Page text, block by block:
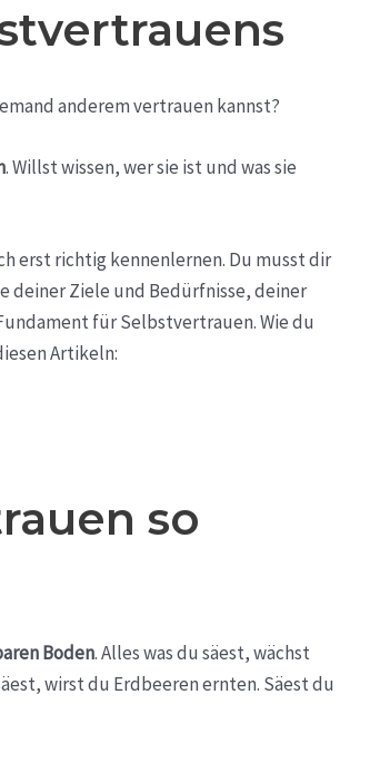
anderem vertrauen kannst?
. Willst wissen, wer sie ist und was sie
erst richtig kennenlernen. Du musst dir
deiner Ziele und Bedürfnisse, deiner
für Selbstvertrauen. Wie du
Artikeln:
so
Boden. Alles was du säest, wächst
wirst du Erdbeeren ernten. Säest du